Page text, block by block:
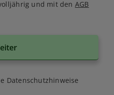
und mit den AGB
Datenschutzhinweise